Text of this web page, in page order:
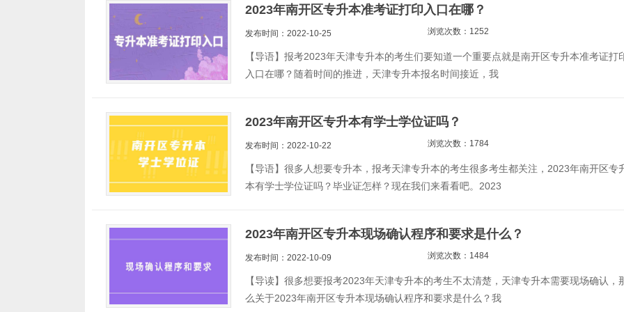
2023年南开区专升本准考证打印入口在哪？
发布时间：2022-10-25 浏览次数：1252
【导语】报考2023年天津专升本的考生们要知道一个重要点就是南开区专升本准考证打
入口在哪？随着时间的推进，天津专升本报名时间接近，我
2023年南开区专升本有学士学位证吗？
发布时间：2022-10-22 浏览次数：1784
【导语】很多人想要专升本，报考天津专升本的考生很多考生都关注，2023年南开区专
本有学士学位证吗？毕业证怎样？现在我们来看看吧。2023
2023年南开区专升本现场确认程序和要求是什么？
发布时间：2022-10-09 浏览次数：1484
【导读】很多想要报考2023年天津专升本的考生不太清楚，天津专升本需要现场确认，
么关于2023年南开区专升本现场确认程序和要求是什么？我